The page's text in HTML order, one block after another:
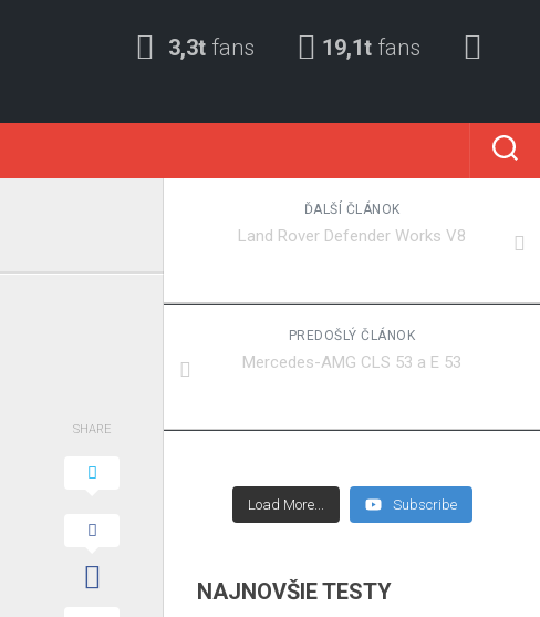
3,3t fans 19,1t fans
SHARE
ĎALŠÍ ČLÁNOK
Land Rover Defender Works V8
PREDOŠLÝ ČLÁNOK
Mercedes-AMG CLS 53 a E 53
Load More... Subscribe
NAJNOVŠIE TESTY